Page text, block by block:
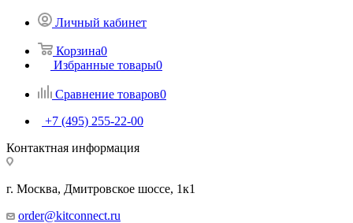
Личный кабинет
Корзина0
Избранные товары0
Сравнение товаров0
+7 (495) 255-22-00
Контактная информация
г. Москва, Дмитровское шоссе, 1к1
order@kitconnect.ru